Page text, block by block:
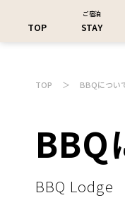
TOP
ご宿泊
STAY
TOP ＞ BBQについ
BBQ
BBQ Lodge